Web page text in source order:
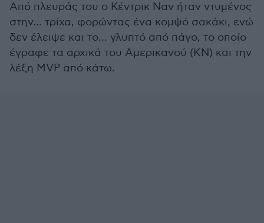
Από πλευράς του ο Κέντρικ Ναν ήταν ντυμένος
στην... τρίχα, φορώντας ένα κομψό σακάκι, ενώ
δεν έλειψε και το... γλυπτό από πάγο, το οποίο
έγραφε τα αρχικά του Αμερικανού (ΚΝ) και την
λέξη MVP από κάτω.